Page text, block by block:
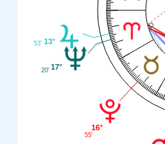
13°
53'
17°
20'
16°
55'